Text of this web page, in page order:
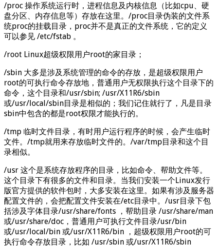
/proc 操作系统运行时，进程信息及内核信息（比如cpu、硬
盘分区、内存信息等）存放在这里。/proc目录伪装的文件系
统proc的挂载目录，proc并不是真正的文件系统，它的定义
可以参见 /etc/fstab 。
/root Linux超级权限用户root的家目录；
/sbin 大多是涉及系统管理的命令的存放，是超级权限用户
root的可执行命令存放地，普通用户无权限执行这个目录下的
命令，这个目录和/usr/sbin; /usr/X11R6/sbin
或/usr/local/sbin目录是相似的；我们记住就行了，凡是目录
sbin中包含的都是root权限才能执行的。
/tmp 临时文件目录，有时用户运行程序的时候，会产生临时
文件。/tmp就用来存放临时文件的。/var/tmp目录和这个目
录相似。
/usr 这个是系统存放程序的目录，比如命令、帮助文件等。
这个目录下有很多的文件和目录。当我们安装一个Linux发行
版官方提供的软件包时，大多安装在这里。如果有涉及服务器
配置文件的，会把配置文件安装在/etc目录中。/usr目录下包
括涉及字体目录/usr/share/fonts ，帮助目录 /usr/share/man
或/usr/share/doc，普通用户可执行文件目录/usr/bin
或/usr/local/bin 或/usr/X11R6/bin ，超级权限用户root的可
执行命令存放目录，比如 /usr/sbin 或/usr/X11R6/sbin